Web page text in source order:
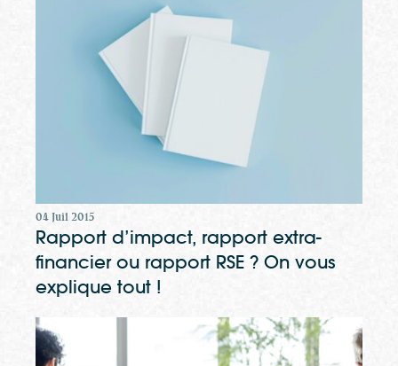
04 Juil 2015
Rapport d’impact, rapport extra-
financier ou rapport RSE ? On vous
explique tout !